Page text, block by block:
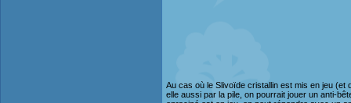
Au cas où le Slivoïde cristallin est mis en jeu
elle aussi par la pile, on pourrait jouer un anti-